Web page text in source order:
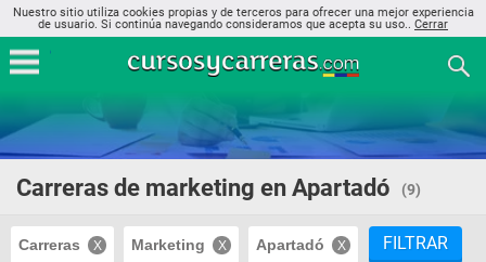
Nuestro sitio utiliza cookies propias y de terceros para ofrecer una mejor experiencia
de usuario. Si continúa navegando consideramos que acepta su uso.. Cerrar
Carreras de marketing en Apartadó (9)
Carreras Marketing Apartadó FILTRAR